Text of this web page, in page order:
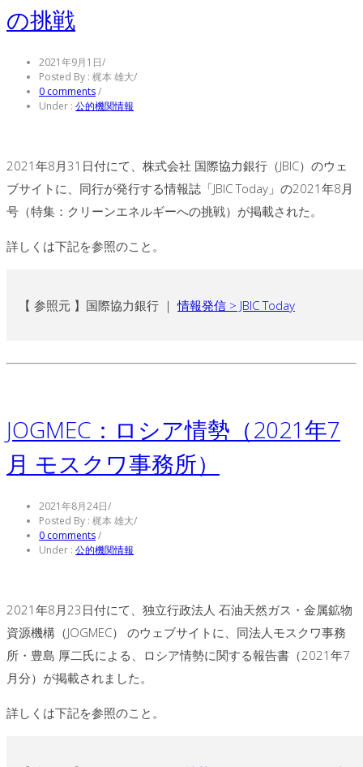
の挑戦
2021年9月1日/
Posted By : 梶本 雄大/
0 comments/
Under : 公的機関情報
2021年8月31日付にて、株式会社 国際協力銀行（JBIC）のウェ
ブサイトに、同行が発行する情報誌「JBIC Today」の2021年8月
号（特集：クリーンエネルギーへの挑戦）が掲載された。
詳しくは下記を参照のこと。
【 参照元 】国際協力銀行 ｜情報発信 > JBIC Today
JOGMEC：ロシア情勢（2021年7
月 モスクワ事務所）
2021年8月24日/
Posted By : 梶本 雄大/
0 comments/
Under : 公的機関情報
2021年8月23日付にて、独立行政法人 石油天然ガス・金属鉱物
資源機構（JOGMEC） のウェブサイトに、同法人モスクワ事務
所・豊島 厚二氏による、ロシア情勢に関する報告書（2021年7
月分）が掲載されました。
詳しくは下記を参照のこと。